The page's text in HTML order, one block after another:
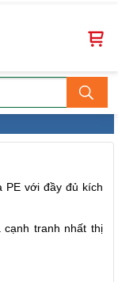
PE với đầy đủ kích
cạnh tranh nhất thị